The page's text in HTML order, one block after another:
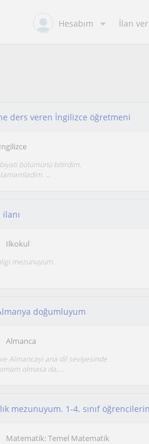
Hesabım İlan ver
ders veren İngilizce öğretmeni
Ingilizce
bölümünü bitirdim.
...
Ilkokul
mezunuyum.
doğumluyum
Almanca
Almancayi ana dil seviyesinde
olmasa da,...
Matematik: Temel Matematik